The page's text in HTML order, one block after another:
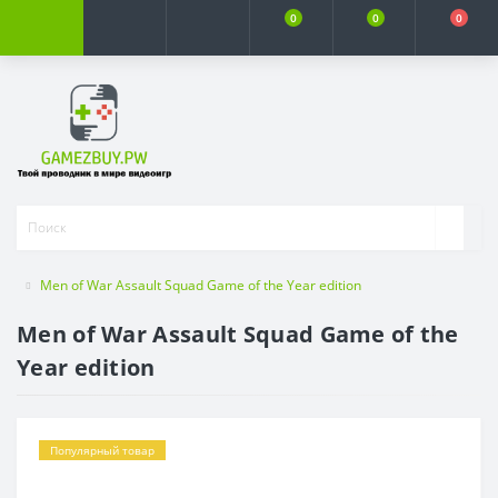
0 0 0
Men of War Assault Squad Game of the Year edition
Men of War Assault Squad Game of the
Year edition
Популярный товар